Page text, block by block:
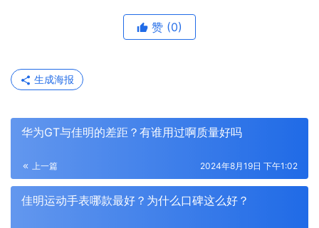
赞 (0)
生成海报
华为GT与佳明的差距？有谁用过啊质量好吗
上一篇 2024年8月19日 下午1:02
佳明运动手表哪款最好？为什么口碑这么好？